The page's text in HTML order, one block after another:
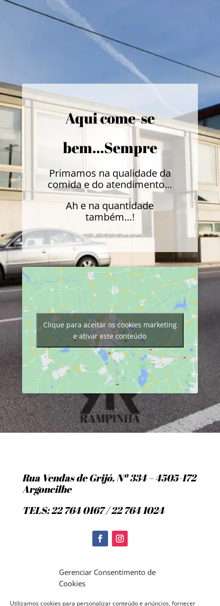
Gerenciar Consentimento de
Cookies
Utilizamos cookies para personalizar conteúdo e anúncios, fornecer
Aqui come-se
bem...Sempre
Primamos na qualidade da
comida e do atendimento…
Ah e na quantidade
também…!
Clique para aceitar os cookies marketing
e ativar este conteúdo
Rua Vendas de Grijó, Nº 334 – 4505-172
Argoncilhe
TELS: 22 764 0167 / 22 764 1024
Politica de Cookies